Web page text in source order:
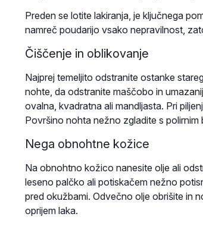
Preden se lotite lakiranja, je ključnega
namreč poudarijo vsako nepravilnost,
Čiščenje in oblikovanje
Najprej temeljito odstranite ostanke
nohte, da odstranite maščobo in
ovalna, kvadratna ali mandljasta. Pri
Površino nohta nežno zgladite s
Nega obnohtne kožice
Na obnohtno kožico nanesite olje ali
leseno palčko ali potiskačem nežno
pred okužbami. Odvečno olje obrišite in
oprijem laka.